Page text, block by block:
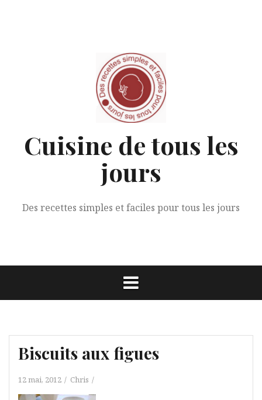
Cuisine de tous les
jours
Des recettes simples et faciles pour tous les jours
Biscuits aux figues
12 mai, 2012 Chris